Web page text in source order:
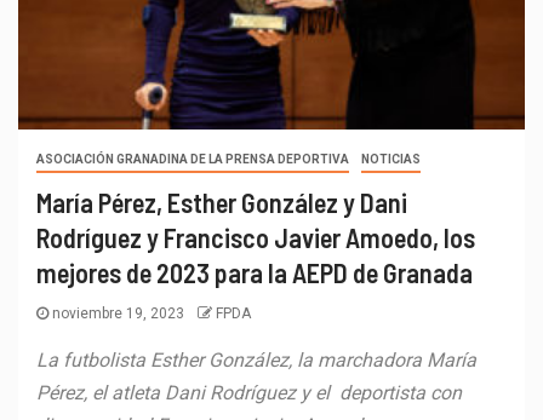
ASOCIACIÓN GRANADINA DE LA PRENSA DEPORTIVA NOTICIAS
María Pérez, Esther González y Dani
Rodríguez y Francisco Javier Amoedo, los
mejores de 2023 para la AEPD de Granada
noviembre 19, 2023 FPDA
La futbolista Esther González, la marchadora María
Pérez, el atleta Dani Rodríguez y el deportista con